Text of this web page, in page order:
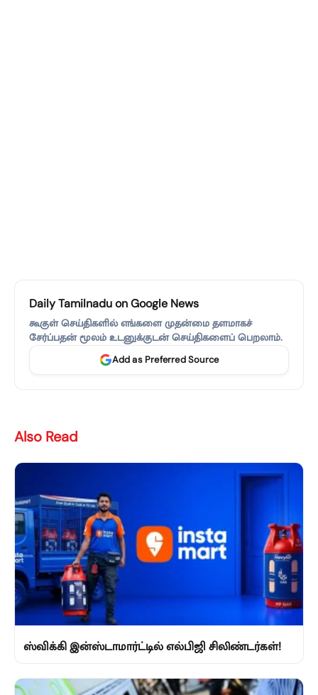
Daily Tamilnadu on Google News
கூகுள் செய்திகளில் எங்களை முதன்மை தளமாகச்
சேர்ப்பதன் மூலம் உடனுக்குடன் செய்திகளைப் பெறலாம்.
Add as Preferred Source
Also Read
ஸ்விக்கி இன்ஸ்டாமார்ட்டில் எல்பிஜி சிலிண்டர்கள்!